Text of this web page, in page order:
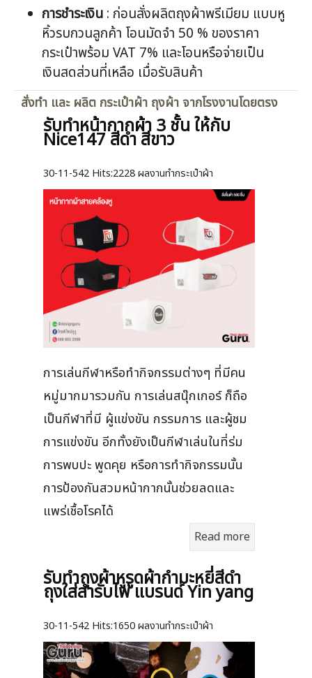
การชำระเงิน : ก่อนสั่งผลิตถุงผ้าพรีเมียม แบบหู
หิ้วรบกวนลูกค้า โอนมัดจำ 50 % ของราคา
กระเป๋าพร้อม VAT 7% และโอนหรือจ่ายเป็น
เงินสดส่วนที่เหลือ เมื่อรับสินค้า
สั่งทำ และ ผลิต กระเป๋าผ้า ถุงผ้า จากโรงงานโดยตรง
รับทำหน้ากากผ้า 3 ชั้น ให้กับ
Nice147 สีดำ สีขาว
30-11-542 Hits:2228 ผลงานทำกระเป๋าผ้า
การเล่นกีฬาหรือทำกิจกรรมต่างๆ ที่มีคน
หมู่มากมารวมกัน การเล่นสนุ๊กเกอร์ ก็ถือ
เป็นกีฬาที่มี ผู้แข่งขัน กรรมการ และผู้ชม
การแข่งขัน อีกทั้งยังเป็นกีฬาเล่นในที่ร่ม
การพบปะ พูดคุย หรือการทำกิจกรรมนั้น
การป้องกันสวมหน้ากากนั้นช่วยลดและ
แพร่เชื้อโรคได้
Read more
รับทำถุงผ้าหูรูดผ้ากำมะหยี่สีดำ
ถุงใส่สำรับไพ่ แบรนด์ Yin yang
30-11-542 Hits:1650 ผลงานทำกระเป๋าผ้า